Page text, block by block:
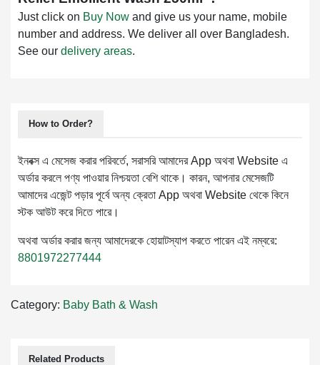
Just click on Buy Now and give us your name, mobile
number and address. We deliver all over Bangladesh.
See our delivery areas.
How to Order?
ইনবক্স এ মেসেজ করার পরিবর্তে, সরাসরি আমাদের App অথবা Website এ
অর্ডার করলে পণ্য পাওয়ার নিশ্চয়তা বেশি থাকে। কারন, আপনার মেসেজটি
আমাদের এজেন্ট পড়ার পূর্বে অন্য ক্রেতা App অথবা Website থেকে কিনে
স্টক আউট করে দিতে পারে।
অথবা অর্ডার করার জন্য আমাদেরকে হোয়াটস্যাপ করতে পারেন এই নম্বরে:
8801972277444
Category: Baby Bath & Wash
Related Products